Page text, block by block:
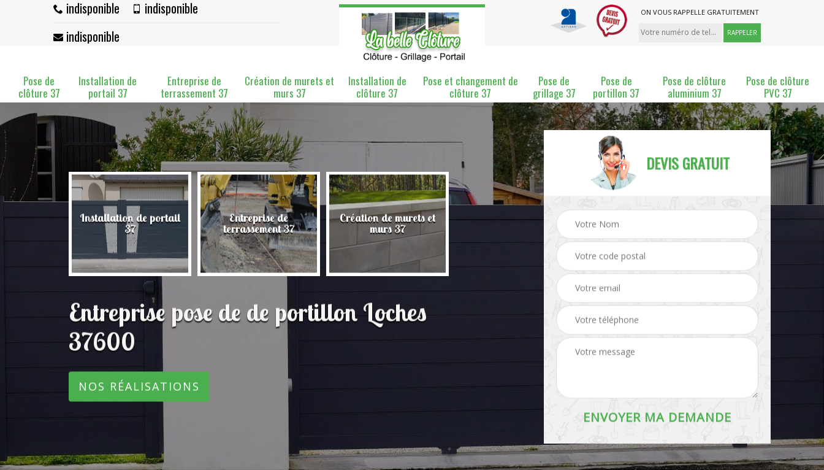
indisponible
indisponible
indisponible
ON VOUS RAPPELLE GRATUITEMENT
Pose de
clôture 37
Installation de
portail 37
Entreprise de
terrassement 37
Création de murets et
murs 37
Installation de
clôture 37
Pose et changement de
clôture 37
Pose de
grillage 37
Pose de
portillon 37
Pose de clôture
aluminium 37
Pose de clôture
PVC 37
Installation de portail
37
Entreprise de
terrassement 37
Création de murets et
murs 37
Installation de clôture Pose et changement de Pose de grillage 37
Entreprise pose de de portillon Loches
37600
NOS RÉALISATIONS
DEVIS GRATUIT